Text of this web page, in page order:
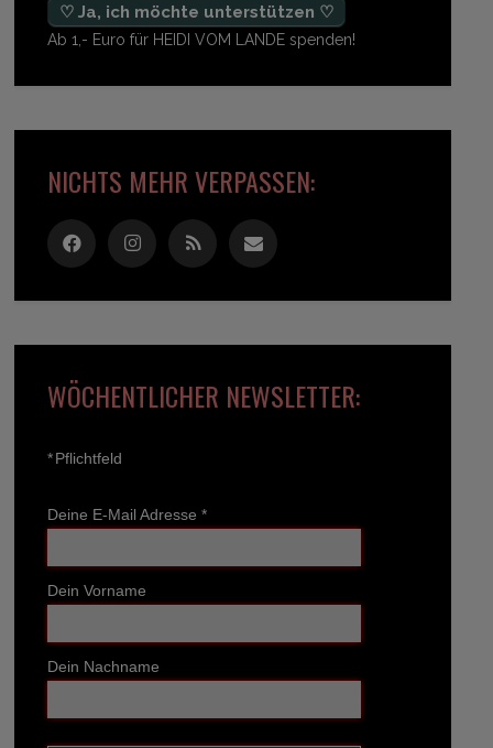
♡ Ja, ich möchte unterstützen ♡
Ab 1,- Euro für HEIDI VOM LANDE spenden!
NICHTS MEHR VERPASSEN:
WÖCHENTLICHER NEWSLETTER:
*Pflichtfeld
Deine E-Mail Adresse *
Dein Vorname
Dein Nachname